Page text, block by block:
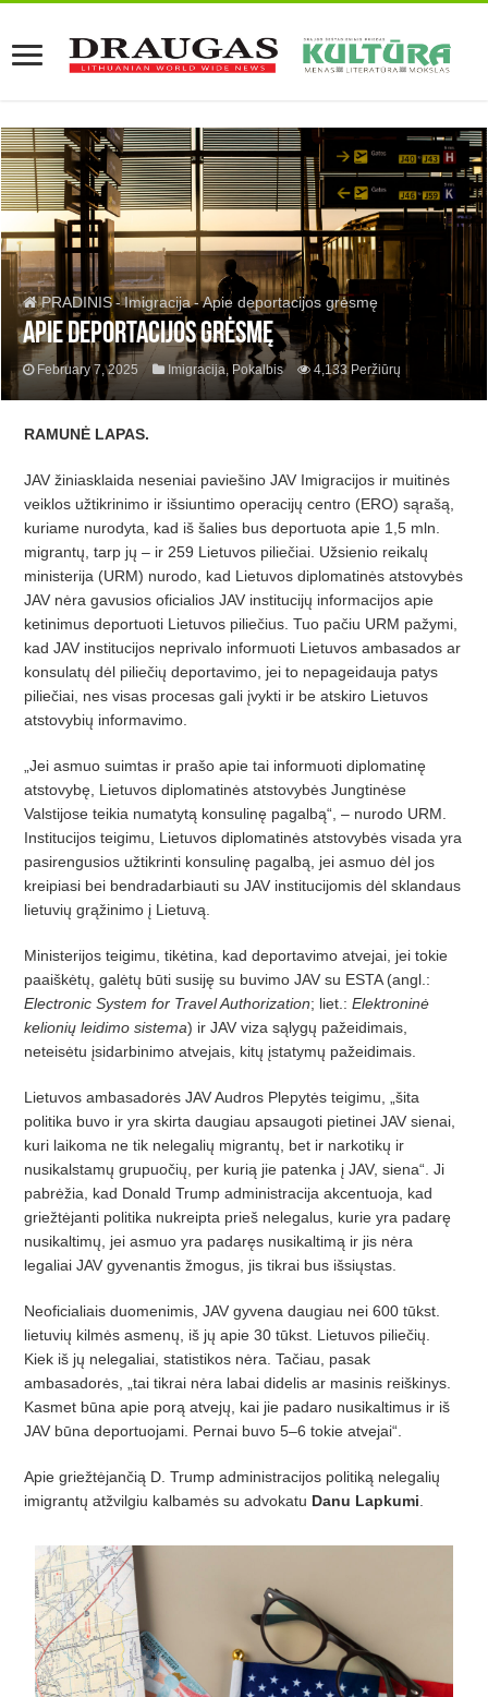
PRADINIS-Imigracija- Apie deportacijos grėsmę
Apie deportacijos grėsmę
February 7, 2025 Imigracija, Pokalbis 4,133 Peržiūrų
RAMUNĖ LAPAS.
JAV žiniasklaida neseniai paviešino JAV Imigracijos ir muitinės
veiklos užtikrinimo ir išsiuntimo operacijųcentro (ERO) sąrašą,
kuriame nurodyta, kad iš šalies bus deportuota apie 1,5 mln.
migrantų, tarp jų – ir 259 Lietuvos piliečiai. Užsienio reikalų
ministerija (URM) nurodo, kad Lietuvos diplomatinės atstovybės
JAV nėra gavusios oficialios JAV institucijų informacijos apie
ketinimus deportuoti Lietuvos piliečius. Tuo pačiu URM pažymi,
kad JAV institucijos neprivalo informuoti Lietuvos ambasados ar
konsulatų dėl piliečių deportavimo, jei to nepageidauja patys
piliečiai, nes visas procesas gali įvykti ir be atskiro Lietuvos
atstovybių informavimo.
„Jei asmuo suimtas ir prašo apie tai informuoti diplomatinę
atstovybę , Lietuvos diplomatinės atstovybės Jungtinėse
Valstijose teikia numatytą konsulinę pagalbą“, – nurodo URM.
Institucijos teigimu, Lietuvos diplomatinės atstovybės visada yra
pasirengusios užtikrinti konsulinę pagalbą, jei asmuo dėl jos
kreipiasi bei bendradarbiauti su JAV institucijomis dėl sklandaus
lietuvių grąžinimo į Lietuvą.
Ministerijos teigimu, tikėtina, kad deportavimo atvejai, jei tokie
paaiškėtų, galėtų būti susiję su buvimo JAV su ESTA (angl.:
Electronic System for Travel Authorization; liet.:Elektroninė
kelioniųleidimo sistema) ir JAV viza sąlygų pažeidimais,
neteisėtu įsidarbinimo atvejais, kitų įstatymų pažeidimais.
Lietuvos ambasadorės JAV Audros Plepytės teigimu, „šita
politika buvo ir yra skirta daugiau apsaugoti pietinei JAV sienai,
kuri laikoma ne tik nelegalių migrantų, bet ir narkotikų ir
nusikalstamų grupuočių , per kurią jie patenka įJAV, siena“. Ji
pabrėžia, kad Donald Trump administracija akcentuoja, kad
griežtėjanti politika nukreipta prieš nelegalus, kurie yra padarę
nusikaltimų, jei asmuo yra padaręs nusikaltimą ir jis nėra
legaliai JAV gyvenantis žmogus, jis tikrai bus išsiųstas.
Neoficialiais duomenimis, JAV gyvena daugiau nei 600 tūkst.
lietuvių kilmės asmenų, iš jų apie 30 tūkst. Lietuvos piliečių
Kiek iš jų nelegaliai, statistikos nėra. Tačiau, pasak
ambasadorės, „tai tikrai nėra labai didelis ar masinis reiškinys.
Kasmet būna apie porą atvejų, kai jie padaro nusikaltimus ir iš
JAV būna deportuojami. Pernai buvo 5–6 tokie atvejai“.
Apie griežtėjančią D. Trump administracijos politiką nelegalių
imigrantų atžvilgiu kalbamės su advokatu Danu Lapkumi